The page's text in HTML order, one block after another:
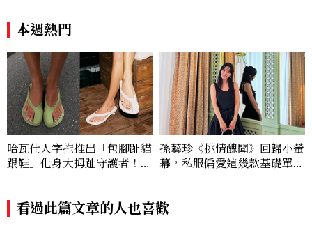
怎麼做
本週熱門
哈瓦仕人字拖推出「包腳趾貓
跟鞋」化身大拇趾守護者！從
孫藝珍《挑情醜聞》回歸小螢
幕，私服偏愛這幾款基礎單
看過此篇文章的人也喜歡